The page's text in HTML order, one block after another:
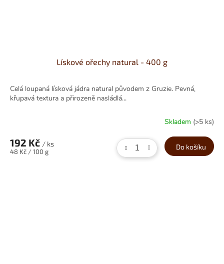
Lískové ořechy natural - 400 g
Celá loupaná lísková jádra natural původem z Gruzie. Pevná,
křupavá textura a přirozeně nasládlá...
Skladem (>5 ks)
192 Kč / ks
Měrná
48 Kč / 100 g
Do košíku